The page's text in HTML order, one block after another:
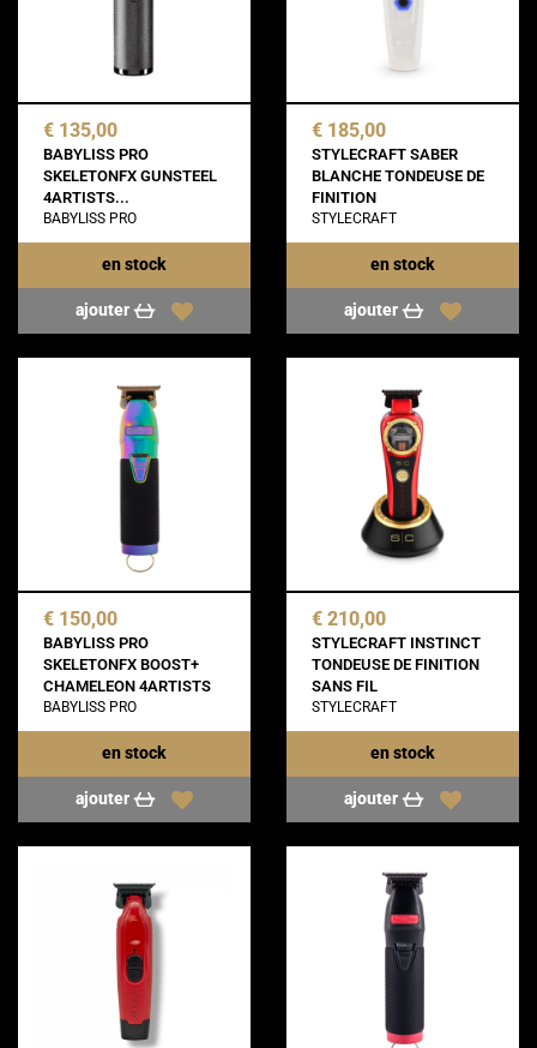
€ 135,00
BABYLISS PRO
SKELETONFX GUNSTEEL
4ARTISTS...
BABYLISS PRO
en stock
ajouter
€ 185,00
STYLECRAFT SABER
BLANCHE TONDEUSE DE
FINITION
STYLECRAFT
en stock
ajouter
€ 150,00
BABYLISS PRO
SKELETONFX BOOST+
CHAMELEON 4ARTISTS
BABYLISS PRO
en stock
ajouter
€ 210,00
STYLECRAFT INSTINCT
TONDEUSE DE FINITION
SANS FIL
STYLECRAFT
en stock
ajouter